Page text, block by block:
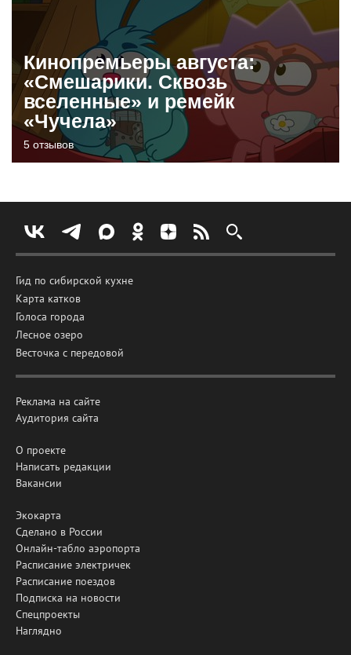
Кинопремьеры августа:
«Смешарики. Сквозь
вселенные» и ремейк
«Чучела»
5 отзывов
Гид по сибирской кухне
Карта катков
Голоса города
Лесное озеро
Весточка с передовой
Реклама на сайте
Аудитория сайта
О проекте
Написать редакции
Вакансии
Экокарта
Сделано в России
Онлайн-табло аэропорта
Расписание электричек
Расписание поездов
Подписка на новости
Спецпроекты
Наглядно